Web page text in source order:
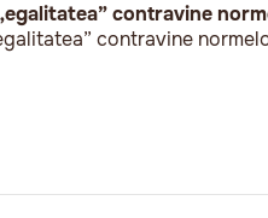
contravine
contravine